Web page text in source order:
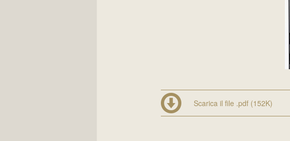
Scarica il file .pdf (152K)